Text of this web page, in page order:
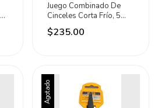
Juego Combinado De
Cinceles Corta Frío, 5
Piezas Urrea
$235.00
Agotado